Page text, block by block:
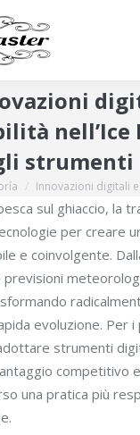
nell’Ice
Innovazioni digitali
sul ghiaccio, la
per creare
e coinvolgente.
evoluzione. Per
strumenti
competitivo
una pratica più